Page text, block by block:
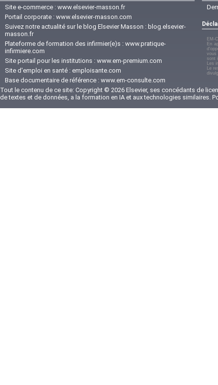
Site e-commerce : www.elsevier-masson.fr
Portail corporate : www.elsevier-masson.com
Suivez notre actualité sur le blog Elsevier Masson : blog.elsevier-
masson.fr
Plateforme de formation des infirmier(e)s : www.pratique-
infirmiere.com
Site portail pour les institutions : www.em-premium.com
Site d'emploi en santé : emploisante.com
Base documentaire de référence : www.em-consulte.com
EM-
En
vous
sont
Les
Le
Tout le contenu de ce site: Copyright © 2026 Elsevier, ses concédants de
de textes et de données, a la formation en IA et aux technologies similaires.